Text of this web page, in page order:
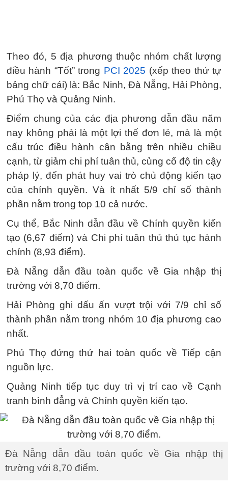
Theo đó, 5 địa phương thuộc nhóm chất lượng
điều hành “Tốt” trong PCI 2025 (xếp theo thứ tự
bảng chữ cái) là: Bắc Ninh, Đà Nẵng, Hải Phòng,
Phú Thọ và Quảng Ninh.
Điểm chung của các địa phương dẫn đầu năm
nay không phải là một lợi thế đơn lẻ, mà là một
cấu trúc điều hành cân bằng trên nhiều chiều
cạnh, từ giảm chi phí tuân thủ, củng cố độ tin cậy
pháp lý, đến phát huy vai trò chủ động kiến tạo
của chính quyền. Và ít nhất 5/9 chỉ số thành
phần nằm trong top 10 cả nước.
Cụ thể, Bắc Ninh dẫn đầu về Chính quyền kiến
tạo (6,67 điểm) và Chi phí tuân thủ thủ tục hành
chính (8,93 điểm).
Đà Nẵng dẫn đầu toàn quốc về Gia nhập thị
trường với 8,70 điểm.
Hải Phòng ghi dấu ấn vượt trội với 7/9 chỉ số
thành phần nằm trong nhóm 10 địa phương cao
nhất.
Phú Thọ đứng thứ hai toàn quốc về Tiếp cận
nguồn lực.
Quảng Ninh tiếp tục duy trì vị trí cao về Cạnh
tranh bình đẳng và Chính quyền kiến tạo.
Đà Nẵng dẫn đầu toàn quốc về Gia nhập thị
trường với 8,70 điểm.